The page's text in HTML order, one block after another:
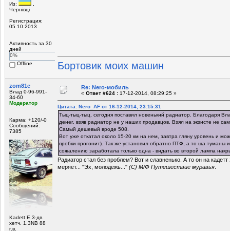
Из:
Чернівці
Регистрация:
05.10.2013
Активность за 30
дней
0%
Offline
Бортовик моих машин
zom81e
Влад 0-96-991-
34-60
Модератор
Карма: +120/-0
Сообщений:
7385
Kadett E 3-дв.
хетч. 1.3NB 88
г.в.
Re: Nero-мобиль
« Ответ #624 : 17-12-2014, 08:29:25 »
Цитата: Nero_AF от 16-12-2014, 23:15:31
Тыц-тыц-тыц, сегодня поставил новенький радиатор. Благодаря
денег, взяв радиатор не у наших продавцов. Взял на экзисте не
Самый дешевый вроде 508.
Вот уже откатал около 15-20 км на нем, завтра гляну уровень и
пробки прогонит). Так же установил обратно ПТФ, а то ща туманы
сожалению заработала только одна - видать во второй лампа
Радиатор стал без проблем? Вот и славненько. А то он на
меряет... "Эх, молодежь..." (С) М/Ф Путешествие муравья